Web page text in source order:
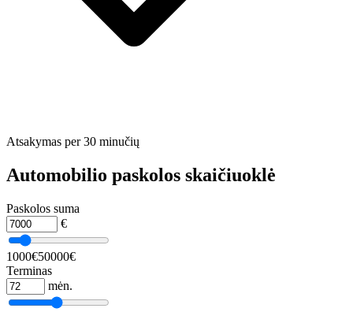
Atsakymas per 30 minučių
Automobilio paskolos skaičiuoklė
Paskolos suma
€
1000€50000€
Terminas
mėn.